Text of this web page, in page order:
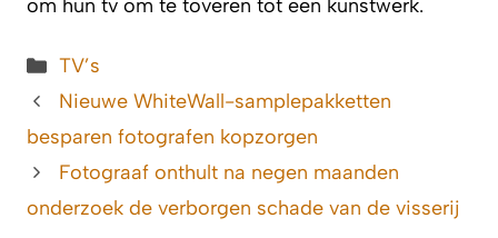
om hun tv om te toveren tot een kunstwerk.
Categorieën
TV’s
Nieuwe WhiteWall-samplepakketten
besparen fotografen kopzorgen
Fotograaf onthult na negen maanden
onderzoek de verborgen schade van de visserij